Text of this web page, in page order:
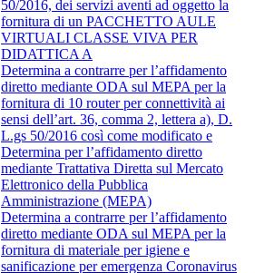
50/2016, dei servizi aventi ad oggetto la
fornitura di un PACCHETTO AULE
VIRTUALI CLASSE VIVA PER
DIDATTICA A
Determina a contrarre per l’affidamento
diretto mediante ODA sul MEPA per la
fornitura di 10 router per connettività ai
sensi dell’art. 36, comma 2, lettera a), D.
L.gs 50/2016 così come modificato e
Determina per l’affidamento diretto
mediante Trattativa Diretta sul Mercato
Elettronico della Pubblica
Amministrazione (MEPA)
Determina a contrarre per l’affidamento
diretto mediante ODA sul MEPA per la
fornitura di materiale per igiene e
sanificazione per emergenza Coronavirus